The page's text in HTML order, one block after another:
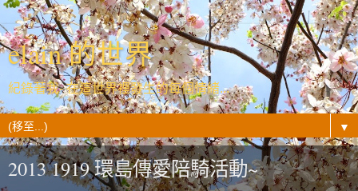
elain 的世界
紀錄著我- 在這世界裡發生的每個情緒...
▼
2013 1919 環島傳愛陪騎活動~